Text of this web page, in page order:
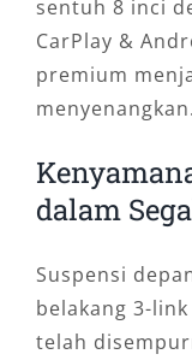
sentuh 8 inci
CarPlay &
premium
menyenangkan.
dalam
Suspensi
belakang 3-
telah